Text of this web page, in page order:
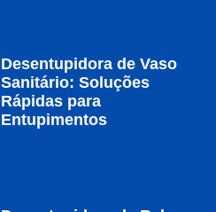
Desentupidora de Vaso
Sanitário: Soluções
Rápidas para
Entupimentos